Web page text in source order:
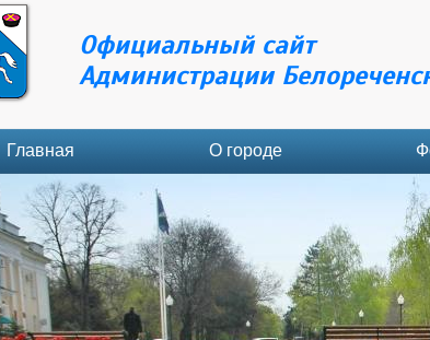
Официальный сайт
Администрации
Главная О городе